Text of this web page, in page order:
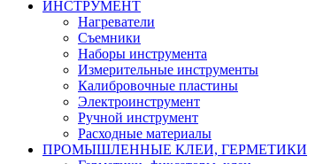
ИНСТРУМЕНТ
Нагреватели
Съемники
Наборы инструмента
Измерительные инструменты
Калибровочные пластины
Электроинструмент
Ручной инструмент
Расходные материалы
ПРОМЫШЛЕННЫЕ КЛЕИ, ГЕРМЕТИКИ